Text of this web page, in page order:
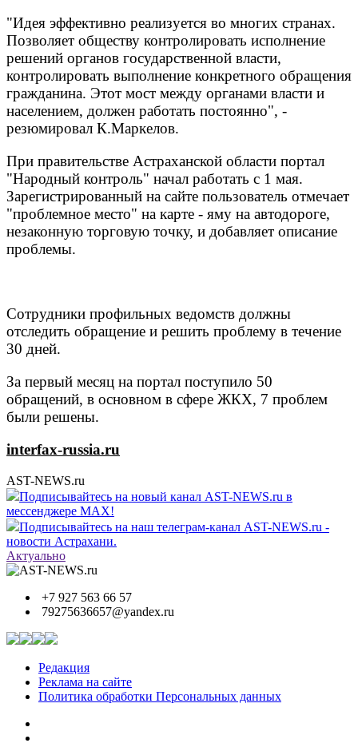
"Идея эффективно реализуется во многих странах.
Позволяет обществу контролировать исполнение
решений органов государственной власти,
контролировать выполнение конкретного обращения
гражданина. Этот мост между органами власти и
населением, должен работать постоянно", -
резюмировал К.Маркелов.
При правительстве Астраханской области портал
"Народный контроль" начал работать с 1 мая.
Зарегистрированный на сайте пользователь отмечает
"проблемное место" на карте - яму на автодороге,
незаконную торговую точку, и добавляет описание
проблемы.
Сотрудники профильных ведомств должны
отследить обращение и решить проблему в течение
30 дней.
За первый месяц на портал поступило 50
обращений, в основном в сфере ЖКХ, 7 проблем
были решены.
interfax-russia.ru
AST-NEWS.ru
Подписывайтесь на новый канал AST-NEWS.ru в
мессенджере MAX!
Подписывайтесь на наш телеграм-канал AST-NEWS.ru -
новости Астрахани.
Актуально
+7 927 563 66 57
79275636657@yandex.ru
Редакция
Реклама на сайте
Политика обработки Персональных данных